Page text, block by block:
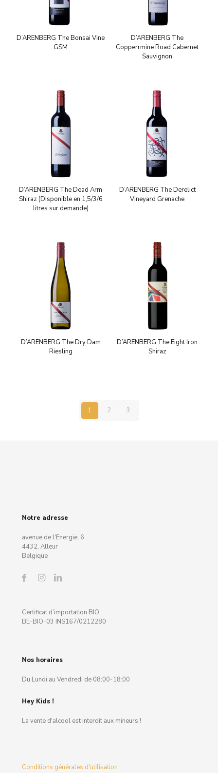
D’ARENBERG The Bonsai Vine
GSM
D’ARENBERG The
Copperrmine Road Cabernet
Sauvignon
D’ARENBERG The Dead Arm
Shiraz (Disponible en 1,5/3/6
litres sur demande)
D’ARENBERG The Derelict
Vineyard Grenache
D’ARENBERG The Dry Dam
Riesling
D’ARENBERG The Eight Iron
Shiraz
1 2 3
Notre adresse
avenue de l'Energie, 6
4432, Alleur
Belgique
Certificat d’importation BIO
BE-BIO-03 INS167/0212280
Nos horaires
Du Lundi au Vendredi de 08:00-18:00
Hey Kids !
La vente d'alcool est interdit aux mineurs !
Conditions générales d'utilisation